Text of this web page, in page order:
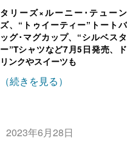
タリーズ×ルーニー･テューン
ズ、“トゥイーティー”トートバ
ッグ･マグカップ、“シルベスタ
ー”Tシャツなど7月5日発売、ド
リンクやスイーツも
（続きを見る）
2023年6月28日